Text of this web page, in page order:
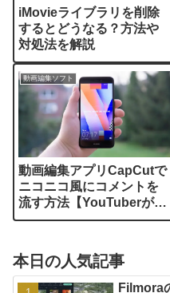
iMovieライブラリを削除
するとどうなる？方法や
対処法を解説
動画編集ソフト
動画編集アプリCapCutで
ニコニコ風にコメントを
流す方法【YouTuberが解
説】
本日の人気記事
Filmora